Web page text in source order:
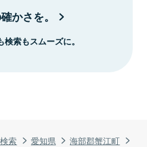
索 愛知県
海部郡蟹江町
かさを。
索もスムーズに。